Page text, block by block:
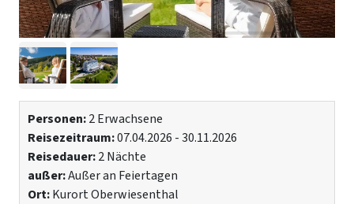
Personen:2 Erwachsene
Reisezeitraum:07.04.2026 - 30.11.2026
Reisedauer:2 Nächte
außer:Außer an Feiertagen
Ort:Kurort Oberwiesenthal